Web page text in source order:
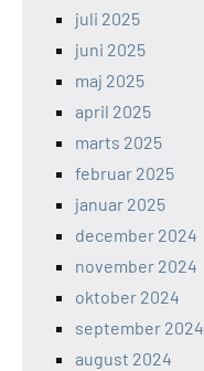
juli 2025
juni 2025
maj 2025
april 2025
marts 2025
februar 2025
januar 2025
december 2024
november 2024
oktober 2024
september 2024
august 2024